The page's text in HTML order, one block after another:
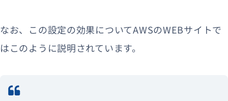
なお、この設定の効果についてAWSのWEBサイトで
はこのように説明されています。